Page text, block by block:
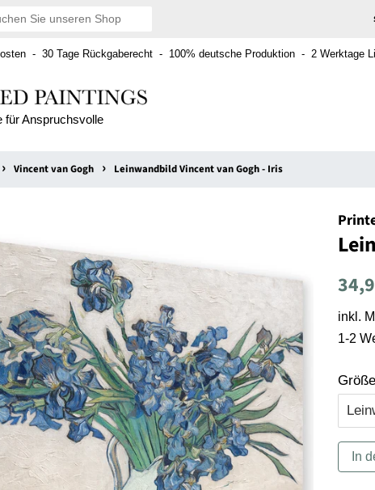
- 30 Tage Rückgaberecht - 100% deutsche Produktion - 2
für Anspruchsvolle
› Vincent van Gogh › Leinwandbild Vincent van Gogh - Iris
inkl.
1-2
In